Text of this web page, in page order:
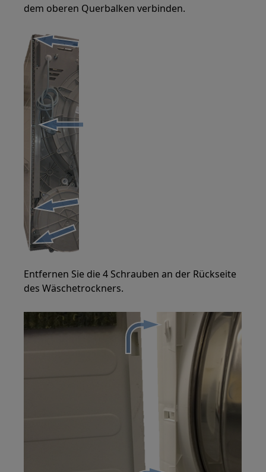
dem oberen Querbalken verbinden.
Entfernen Sie die 4 Schrauben an der Rückseite
des Wäschetrockners.